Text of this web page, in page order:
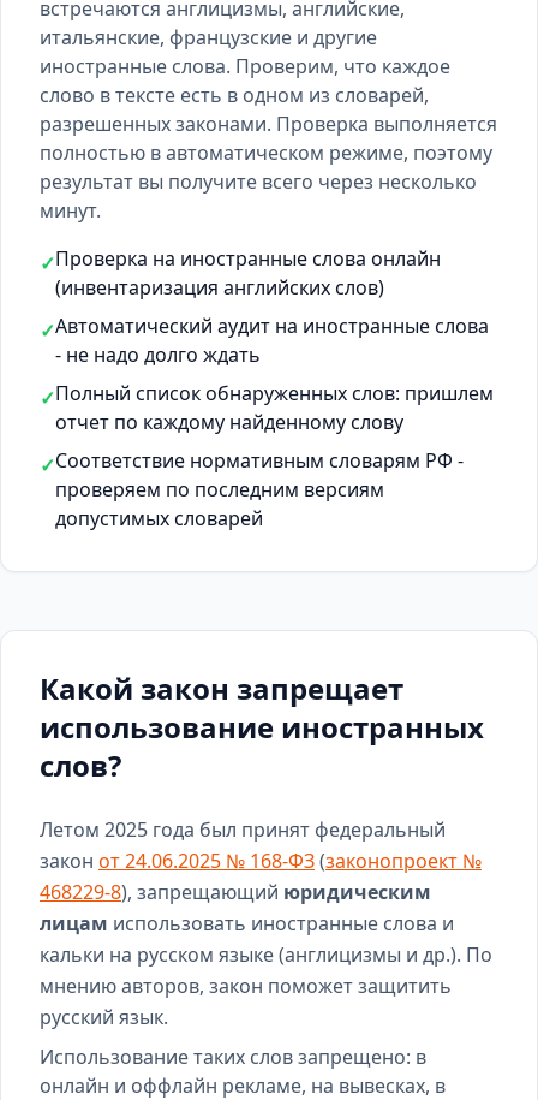
встречаются англицизмы, английские,
итальянские, французские и другие
иностранные слова. Проверим, что каждое
слово в тексте есть в одном из словарей,
разрешенных законами. Проверка выполняется
полностью в автоматическом режиме, поэтому
результат вы получите всего через несколько
минут.
✓Проверка на иностранные слова онлайн
(инвентаризация английских слов)
✓Автоматический аудит на иностранные слова
- не надо долго ждать
✓Полный список обнаруженных слов: пришлем
отчет по каждому найденному слову
✓Соответствие нормативным словарям РФ -
проверяем по последним версиям
допустимых словарей
Какой закон запрещает
использование иностранных
слов?
Летом 2025 года был принят федеральный
закон от 24.06.2025 № 168-ФЗ(законопроект №
468229-8), запрещающий юридическим
лицам использовать иностранные слова и
кальки на русском языке (англицизмы и др.). По
мнению авторов, закон поможет защитить
русский язык.
Использование таких слов запрещено: в
онлайн и оффлайн рекламе, на вывесках, в